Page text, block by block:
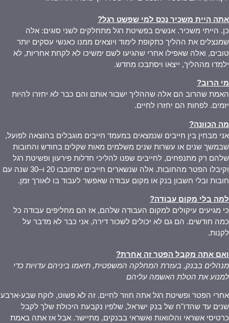
אתה היית משכיר נכס למי שפשט רגל?
כן. הייתי משכיר. אנשים בפשיטת רגל מתחלקים לשני סוגים: אלה
שמנצלים את ההליך כתקופת לימוד ויוצאים ממנו כאנשי עסקים יותר
טובים, ואלה שאפילו אחרי שהגיעו לשם ימשיכו לא לקחת אחריות, לא
ילמדו מההליך, ייצאו ויסתבכו מחדש.
מי הרוב?
האמת שהרוב הם אלה שההליך ישבור אותם והם כבר לא יחזרו להיות
יזמים. לפחות הם יחזרו לחיים.
מה הכוונה?
אני מבחין בין חייבים שנמצאים במעמד חייבים מוגבלים בהוצאה לפועל,
שבמשך שנים או עשרות שנים משלמים מאות שקלים בחודש והחובות
שלהם רק מתנפחים, לחייבים שפנו להליכי חדלות פירעון ופשיטת רגל
וקיבלו הפטר מהחובות. אלה שנשארים חייבים יסתובבו 20 ו–30 שנה עם
חובות ובלי חשבון בנק או מקום עבודה שאפשר לעבוד בו לאורך זמן.
למה בלי מקום עבודה?
כי מגיעים עיקולים למקום העבודה שלהם, אז הם מחליפים עבודה כל
כמה חודשים. הם גם לא יכולים לשכור דירה, אני כבר לא מדבר על
לקנות.
ואם אתה מקבל הפטר זה אחרת?
מנהלים בבנק, בעזרת המחלקה המשפטית, תיאמו ביניהם עדויות כדי
למנוע את הטלת האשמה עליהם
אחרי הפטר ופשיטת רגל אתה חוזר לחיים. זה לא פשוט, לוקח שבע-ארבע
שנים עד שהדו"ח של בנק ישראל, שלפיו נקבעת היכולת שלך לקבל
כרטיסי אשראי והלוואות ואשראי בבנקים, מתיישר. אבל אז אתה באמת